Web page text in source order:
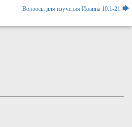
Вопросы для изучения Иоанна 10:1-21 🡆